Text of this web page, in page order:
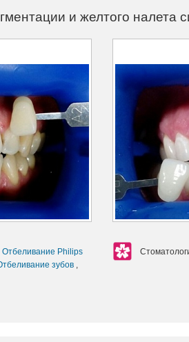
и желтого налета
Отбеливание Philips
зубов